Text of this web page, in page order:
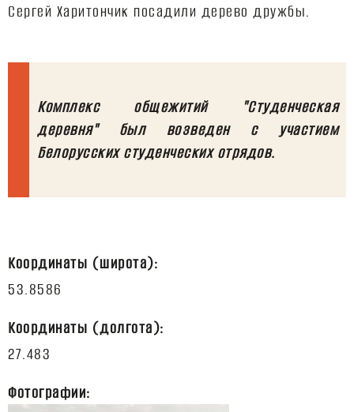
Комплекс общежитий "Студенческая
деревня" был возведен с участием
Координаты (широта):
Координаты (долгота):
Фотографии: